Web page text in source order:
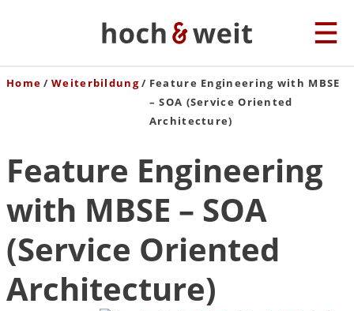
Home Weiterbildung
Feature Engineering with MBSE
– SOA (Service Oriented
Architecture)
Feature Engineering
with MBSE – SOA
(Service Oriented
Architecture)